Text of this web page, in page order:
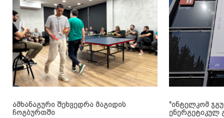
ამხანაგური შეხვედრა მაგიდის
ჩოგბურთში
"ინტელკომ
ენერგეტიკულ